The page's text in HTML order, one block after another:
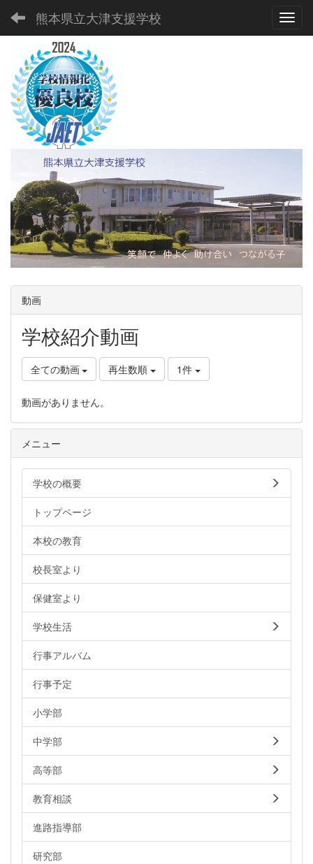
熊本県立大津支援学校
動画
学校紹介動画
全ての動画 再生数順 1件
動画がありません。
メニュー
学校の概要
トップページ
本校の教育
校長室より
保健室より
学校生活
行事アルバム
行事予定
小学部
中学部
高等部
教育相談
進路指導部
研究部